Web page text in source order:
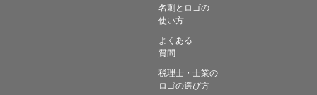
名刺とロゴの
使い方
よくある
質問
税理士・士業の
ロゴの選び方